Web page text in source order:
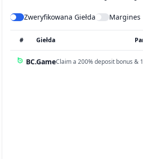
Zweryfikowana Giełda Margines
# Giełda
BC.GameClaim a 200% deposit bonus &